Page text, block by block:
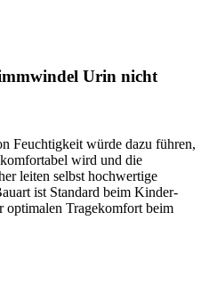
Urin nicht
Feuchtigkeit würde dazu führen,
wird und die
leiten selbst hochwertige
ist Standard beim Kinder-
optimalen Tragekomfort beim